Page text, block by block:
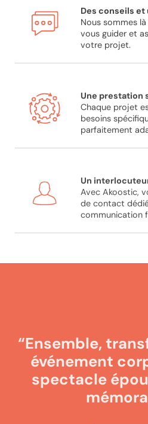
Des conseils et
Nous sommes
vous guider et
votre projet.
Une prestation
Chaque projet
besoins
parfaitement
Un
Avec Akoostic,
de contact
communication
“Ensemble,
événement
spectacle